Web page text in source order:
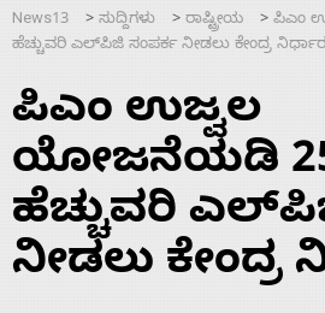
News13 > ಸುದ್ದಿಗಳು > ರಾಷ್ಟ್ರೀಯ > ಪಿಎಂ
ಹೆಚ್ಚುವರಿ ಎಲ್‌ಪಿಜಿ ಸಂಪರ್ಕ ನೀಡಲು ಕೇಂದ್ರ ನಿರ್ಧಾರ
ಪಿಎಂ ಉಜ್ವಲ
ಯೋಜನೆಯಡಿ 25
ಹೆಚ್ಚುವರಿ
ನೀಡಲು ಕೇಂದ್ರ